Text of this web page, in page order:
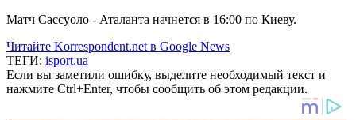
Матч Сассуоло - Аталанта начнется в 16:00 по Киеву.
Читайте Korrespondent.net в Google News
ТЕГИ: isport.ua
Если вы заметили ошибку, выделите необходимый текст и
нажмите Ctrl+Enter, чтобы сообщить об этом редакции.